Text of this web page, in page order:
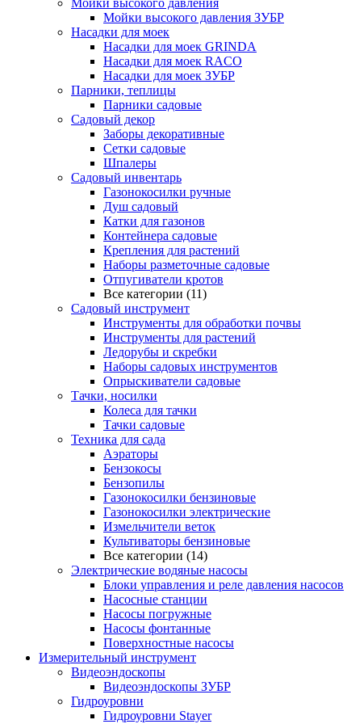
Мойки высокого давления
Мойки высокого давления ЗУБР
Насадки для моек
Насадки для моек GRINDA
Насадки для моек RACO
Насадки для моек ЗУБР
Парники, теплицы
Парники садовые
Садовый декор
Заборы декоративные
Сетки садовые
Шпалеры
Садовый инвентарь
Газонокосилки ручные
Душ садовый
Катки для газонов
Контейнера садовые
Крепления для растений
Наборы разметочные садовые
Отпугиватели кротов
Все категории (11)
Садовый инструмент
Инструменты для обработки почвы
Инструменты для растений
Ледорубы и скребки
Наборы садовых инструментов
Опрыскиватели садовые
Тачки, носилки
Колеса для тачки
Тачки садовые
Техника для сада
Аэраторы
Бензокосы
Бензопилы
Газонокосилки бензиновые
Газонокосилки электрические
Измельчители веток
Культиваторы бензиновые
Все категории (14)
Электрические водяные насосы
Блоки управления и реле давления насосов
Насосные станции
Насосы погружные
Насосы фонтанные
Поверхностные насосы
Измерительный инструмент
Видеоэндоскопы
Видеоэндоскопы ЗУБР
Гидроуровни
Гидроуровни Stayer